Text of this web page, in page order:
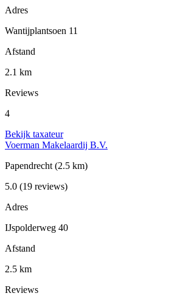
Adres
Wantijplantsoen 11
Afstand
2.1 km
Reviews
4
Bekijk taxateur
Voerman Makelaardij B.V.
Papendrecht (2.5 km)
5.0 (19 reviews)
Adres
IJspolderweg 40
Afstand
2.5 km
Reviews